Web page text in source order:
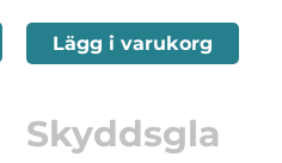
Lägg i varukorg
Skyddsgla